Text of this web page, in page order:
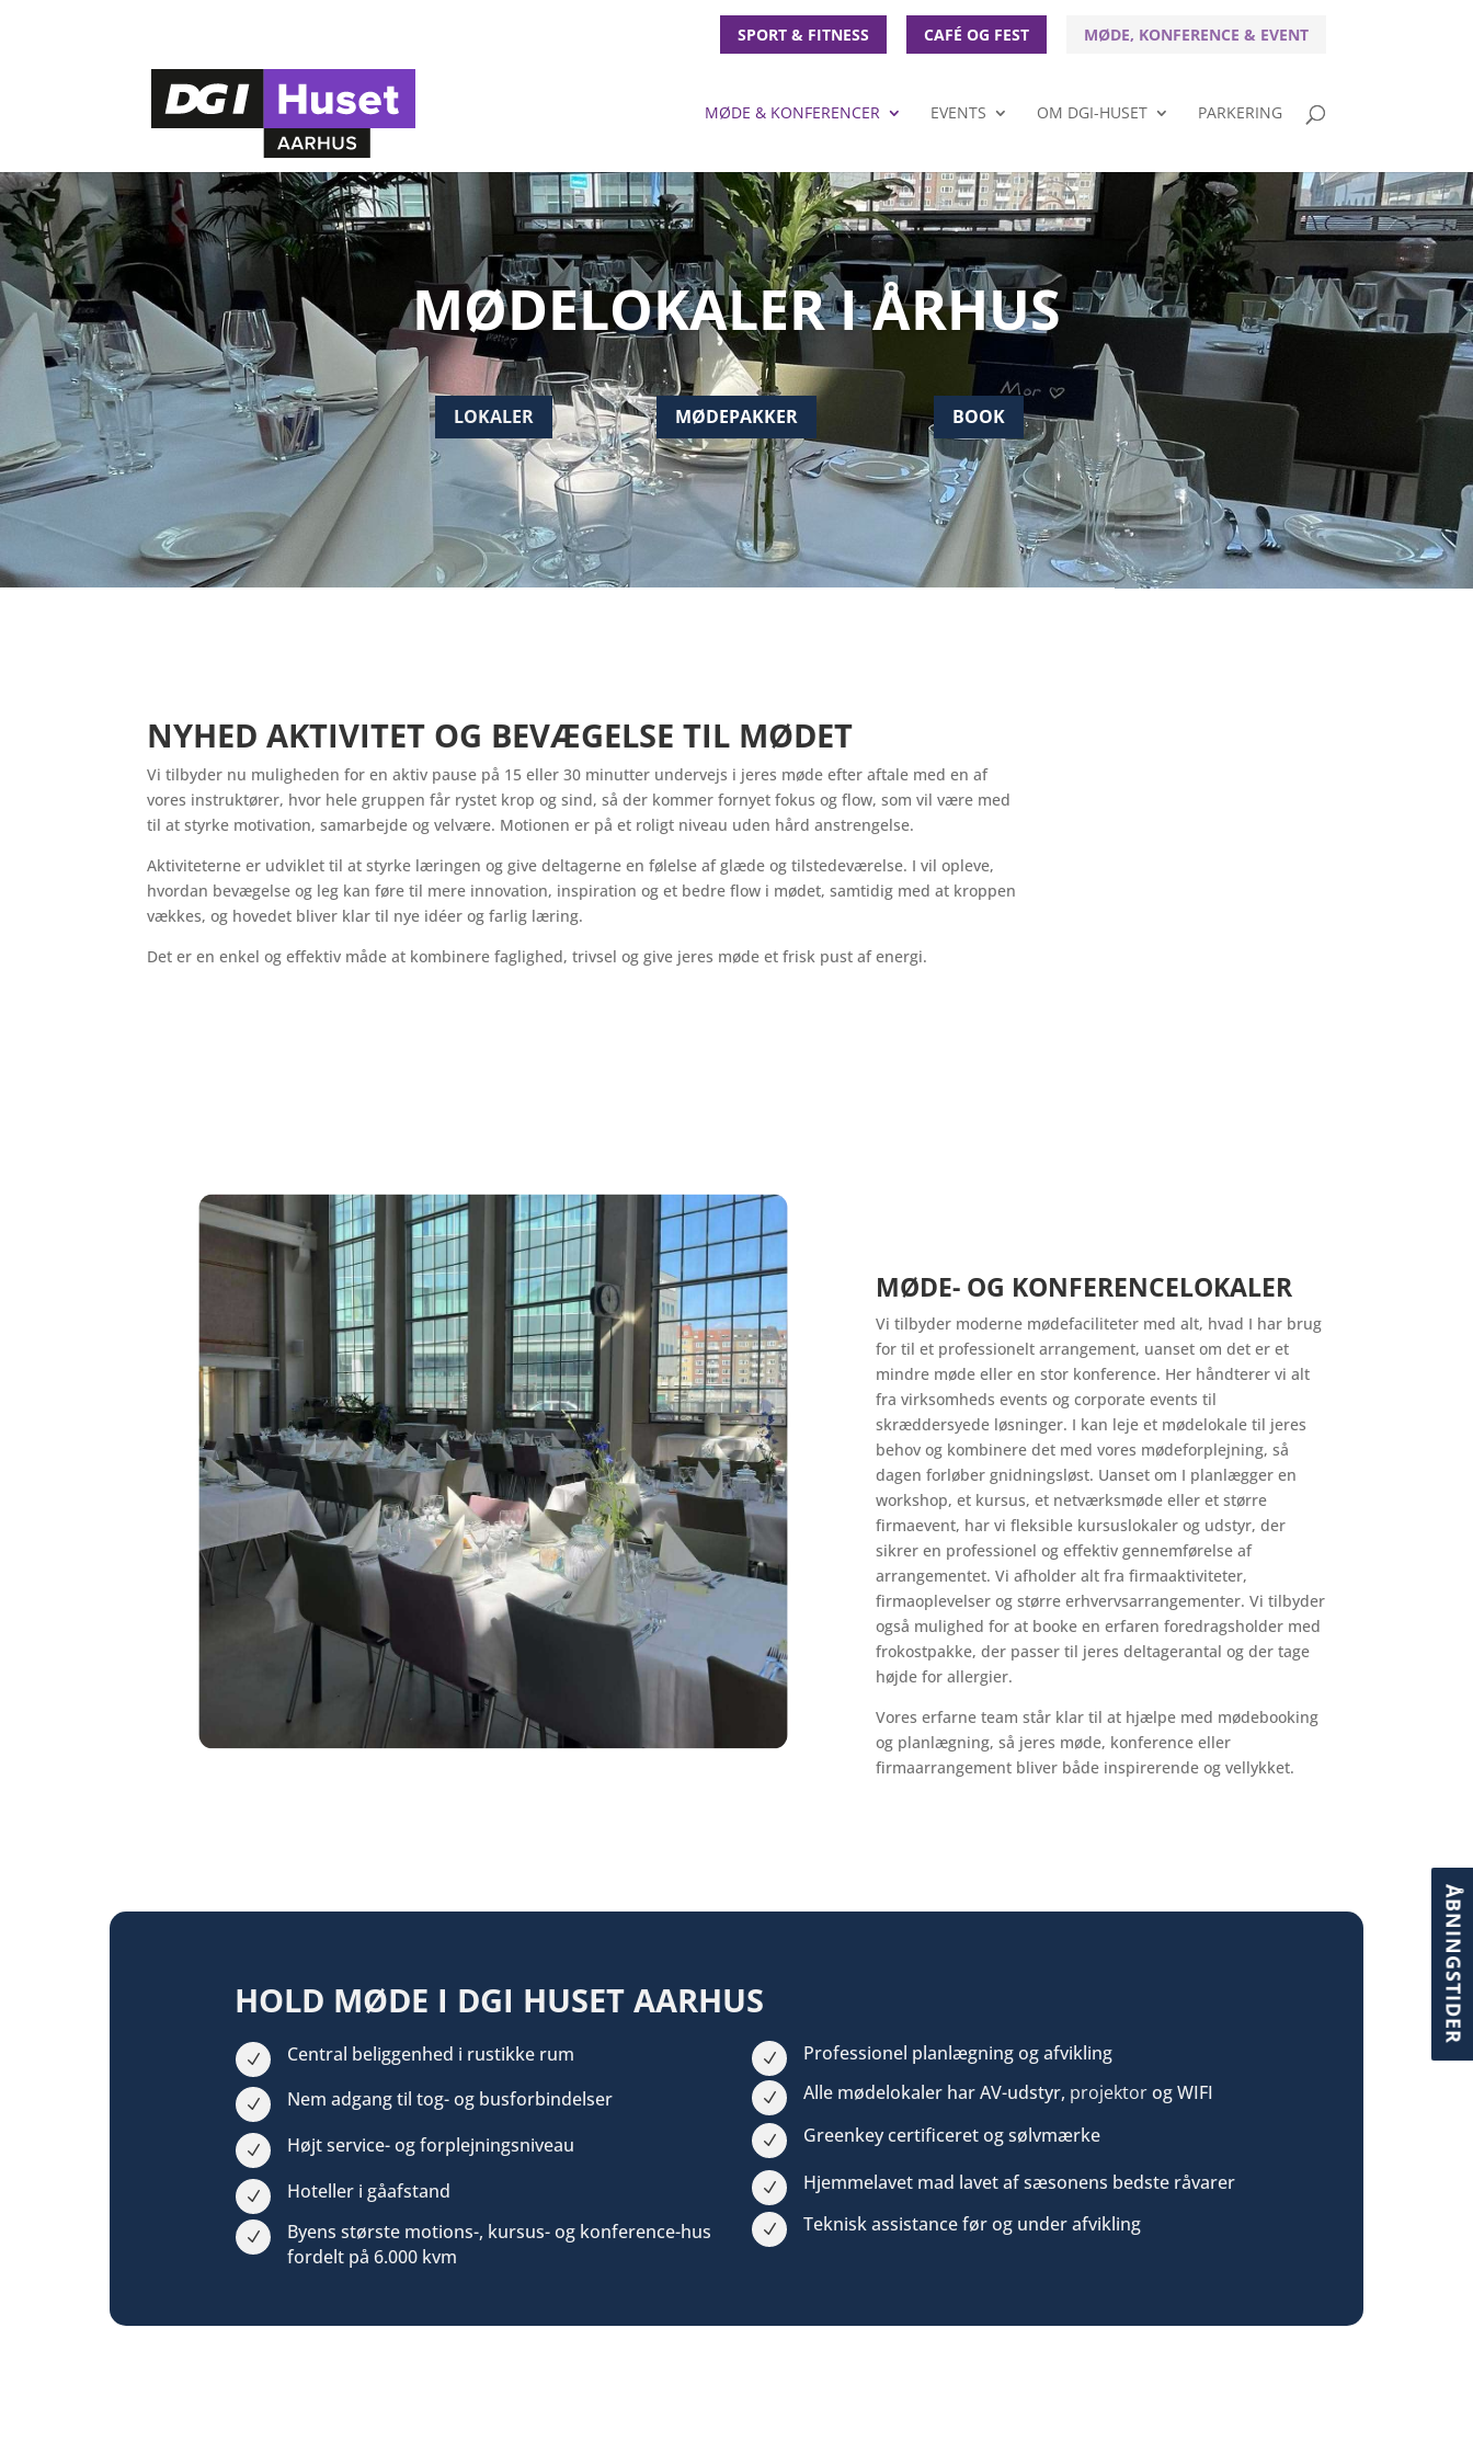
ÅBNINGSTIDER
SPORT & FITNESS CAFÉ OG FEST MØDE, KONFERENCE & EVENT
MØDE & KONFERENCER EVENTS OM DGI-HUSET PARKERING
MØDELOKALER I ÅRHUS
LOKALER MØDEPAKKER BOOK
NYHED AKTIVITET OG BEVÆGELSE TIL MØDET
Vi tilbyder nu muligheden for en aktiv pause på 15 eller 30 minutter undervejs i jeres møde efter aftale med en af
vores instruktører, hvor hele gruppen får rystet krop og sind, så der kommer fornyet fokus og flow, som vil være med
til at styrke motivation, samarbejde og velvære. Motionen er på et roligt niveau uden hård anstrengelse.
Aktiviteterne er udviklet til at styrke læringen og give deltagerne en følelse af glæde og tilstedeværelse. I vil opleve,
hvordan bevægelse og leg kan føre til mere innovation, inspiration og et bedre flow i mødet, samtidig med at kroppen
vækkes, og hovedet bliver klar til nye idéer og farlig læring.
Det er en enkel og effektiv måde at kombinere faglighed, trivsel og give jeres møde et frisk pust af energi.
MØDE- OG KONFERENCELOKALER
Vi tilbyder moderne mødefaciliteter med alt, hvad I har brug
for til et professionelt arrangement, uanset om det er et
mindre møde eller en stor konference. Her håndterer vi alt
fra virksomheds events og corporate events til
skræddersyede løsninger. I kan leje et mødelokale til jeres
behov og kombinere det med vores mødeforplejning, så
dagen forløber gnidningsløst. Uanset om I planlægger en
workshop, et kursus, et netværksmøde eller et større
firmaevent, har vi fleksible kursuslokaler og udstyr, der
sikrer en professionel og effektiv gennemførelse af
arrangementet. Vi afholder alt fra firmaaktiviteter,
firmaoplevelser og større erhvervsarrangementer. Vi tilbyder
også mulighed for at booke en erfaren foredragsholder med
frokostpakke, der passer til jeres deltagerantal og der tage
højde for allergier.
Vores erfarne team står klar til at hjælpe med mødebooking
og planlægning, så jeres møde, konference eller
firmaarrangement bliver både inspirerende og vellykket.
HOLD MØDE I DGI HUSET AARHUS
N Central beliggenhed i rustikke rum
N Nem adgang til tog- og busforbindelser
N Højt service- og forplejningsniveau
N Hoteller i gåafstand
N
Byens største motions-, kursus- og konference-hus
fordelt på 6.000 kvm
N Professionel planlægning og afvikling
N Alle mødelokaler har AV-udstyr, projektorog WIFI
N Greenkey certificeret og sølvmærke
N Hjemmelavet mad lavet af sæsonens bedste råvarer
N Teknisk assistance før og under afvikling